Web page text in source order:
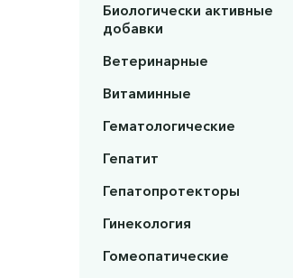
Биологически активные
добавки
Ветеринарные
Витаминные
Гематологические
Гепатит
Гепатопротекторы
Гинекология
Гомеопатические